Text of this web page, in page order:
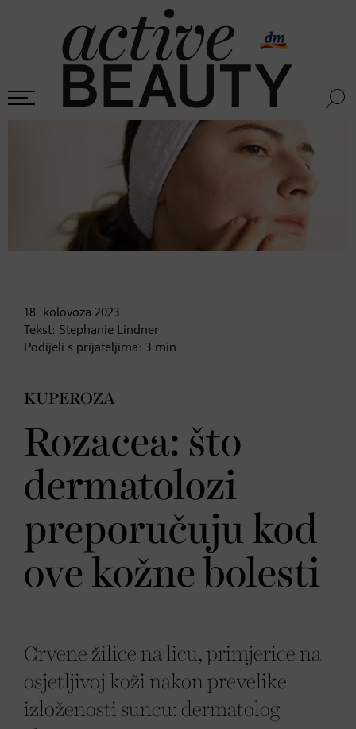
18. kolovoza 2023
Tekst: Stephanie Lindner
Podijeli s prijateljima: 3 min
KUPEROZA
Rozacea: što
dermatolozi
preporučuju kod
ove kožne bolesti
Crvene žilice na licu, primjerice na
osjetljivoj koži nakon prevelike
izloženosti suncu: dermatolog